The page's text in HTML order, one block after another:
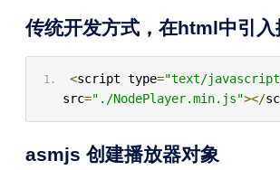
传统开发方式，在html中引入
<script type="text/
src="./NodePlayer.min.js"></
asmjs 创建播放器对象